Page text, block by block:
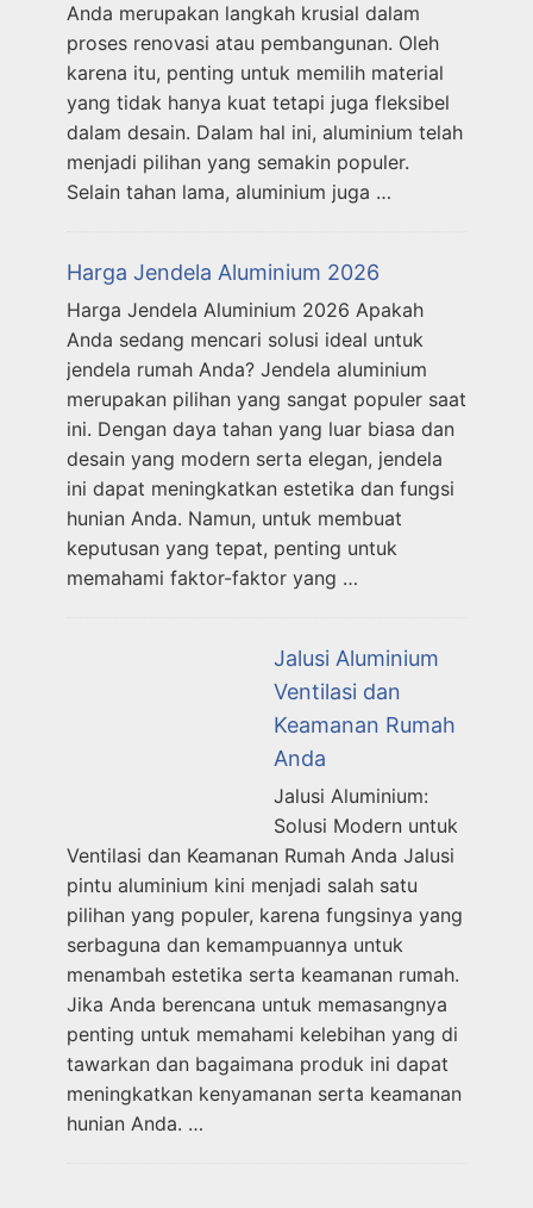
Anda merupakan langkah krusial dalam
proses renovasi atau pembangunan. Oleh
karena itu, penting untuk memilih material
yang tidak hanya kuat tetapi juga fleksibel
dalam desain. Dalam hal ini, aluminium telah
menjadi pilihan yang semakin populer.
Selain tahan lama, aluminium juga …
Harga Jendela Aluminium 2026
Harga Jendela Aluminium 2026 Apakah
Anda sedang mencari solusi ideal untuk
jendela rumah Anda? Jendela aluminium
merupakan pilihan yang sangat populer saat
ini. Dengan daya tahan yang luar biasa dan
desain yang modern serta elegan, jendela
ini dapat meningkatkan estetika dan fungsi
hunian Anda. Namun, untuk membuat
keputusan yang tepat, penting untuk
memahami faktor-faktor yang …
Jalusi Aluminium
Ventilasi dan
Keamanan Rumah
Anda
Jalusi Aluminium:
Solusi Modern untuk
Ventilasi dan Keamanan Rumah Anda Jalusi
pintu aluminium kini menjadi salah satu
pilihan yang populer, karena fungsinya yang
serbaguna dan kemampuannya untuk
menambah estetika serta keamanan rumah.
Jika Anda berencana untuk memasangnya
penting untuk memahami kelebihan yang di
tawarkan dan bagaimana produk ini dapat
meningkatkan kenyamanan serta keamanan
hunian Anda. …